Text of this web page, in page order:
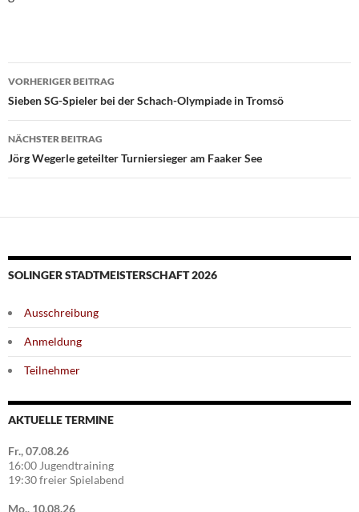
Beitragsnavigation
VORHERIGER BEITRAG
Sieben SG-Spieler bei der Schach-Olympiade in Tromsö
NÄCHSTER BEITRAG
Jörg Wegerle geteilter Turniersieger am Faaker See
SOLINGER STADTMEISTERSCHAFT 2026
Ausschreibung
Anmeldung
Teilnehmer
AKTUELLE TERMINE
Fr., 07.08.26
16:00 Jugendtraining
19:30 freier Spielabend
Mo., 10.08.26